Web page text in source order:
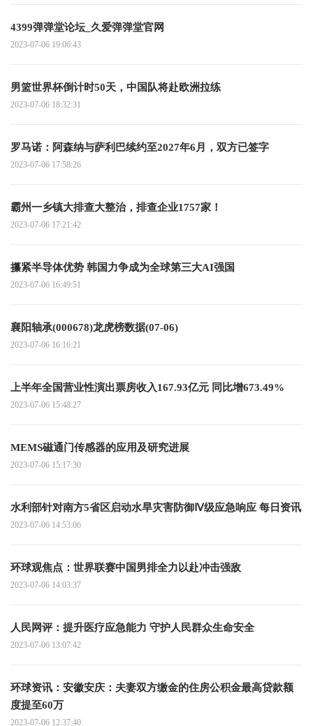
4399弹弹堂论坛_久爱弹弹堂官网
2023-07-06 19:06:43
男篮世界杯倒计时50天，中国队将赴欧洲拉练
2023-07-06 18:32:31
罗马诺：阿森纳与萨利巴续约至2027年6月，双方已签字
2023-07-06 17:58:26
霸州一乡镇大排查大整治，排查企业1757家！
2023-07-06 17:21:42
攥紧半导体优势 韩国力争成为全球第三大AI强国
2023-07-06 16:49:51
襄阳轴承(000678)龙虎榜数据(07-06)
2023-07-06 16:16:21
上半年全国营业性演出票房收入167.93亿元 同比增673.49%
2023-07-06 15:48:27
MEMS磁通门传感器的应用及研究进展
2023-07-06 15:17:30
水利部针对南方5省区启动水旱灾害防御Ⅳ级应急响应 每日资讯
2023-07-06 14:53:06
环球观焦点：世界联赛中国男排全力以赴冲击强敌
2023-07-06 14:03:37
人民网评：提升医疗应急能力 守护人民群众生命安全
2023-07-06 13:07:42
环球资讯：安徽安庆：夫妻双方缴金的住房公积金最高贷款额
度提至60万
2023-07-06 12:37:40